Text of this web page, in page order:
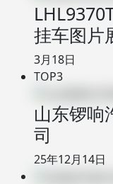
挂车图片
3月18日
TOP3
山东锣响
司
25年12月14日